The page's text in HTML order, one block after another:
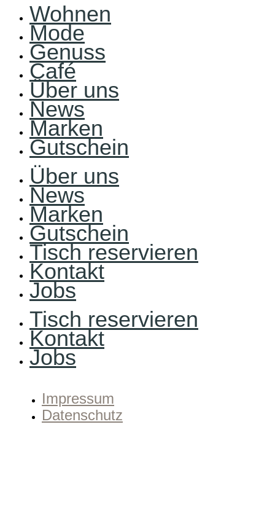
Wohnen
Mode
Genuss
Café
Über uns
News
Marken
Gutschein
Über uns
News
Marken
Gutschein
Tisch reservieren
Kontakt
Jobs
Tisch reservieren
Kontakt
Jobs
Impressum
Datenschutz